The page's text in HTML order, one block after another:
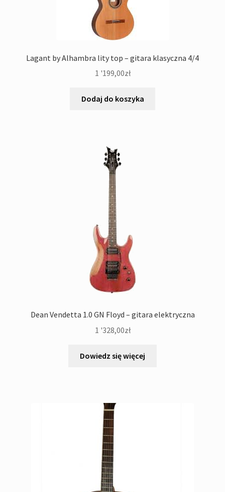
Lagant by Alhambra lity top – gitara klasyczna 4/4
1 '199,00zł
Dodaj do koszyka
Dean Vendetta 1.0 GN Floyd – gitara elektryczna
1 '328,00zł
Dowiedz się więcej